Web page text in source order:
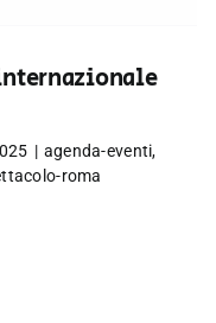
| agenda-eventi,
roma